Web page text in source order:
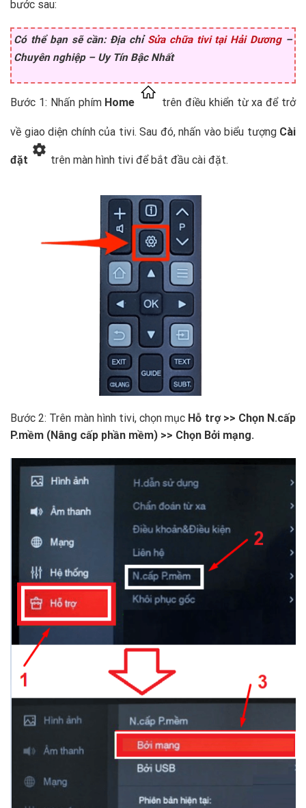
bước sau:
Có thể bạn sẽ cần: Địa chỉ Sửa chữa tivi tại Hải Dương–
Chuyên nghiệp – Uy Tín Bậc Nhất
Bước 1: Nhấn phím Home trên điều khiển từ xa để trở
về giao diện chính của tivi. Sau đó, nhấn vào biểu tượng Cài
đặt trên màn hình tivi để bắt đầu cài đặt.
Bước 2: Trên màn hình tivi, chọn mục Hỗ trợ >> Chọn N.cấp
P.mềm (Nâng cấp phần mềm) >> Chọn Bởi mạng.